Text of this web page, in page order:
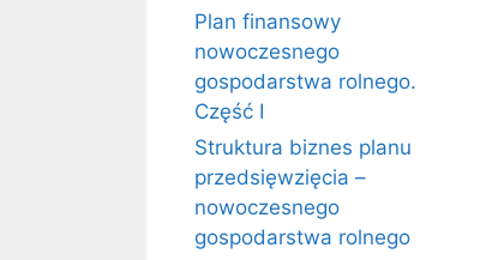
Plan finansowy
nowoczesnego
gospodarstwa rolnego.
Część I
Struktura biznes planu
przedsięwzięcia –
nowoczesnego
gospodarstwa rolnego